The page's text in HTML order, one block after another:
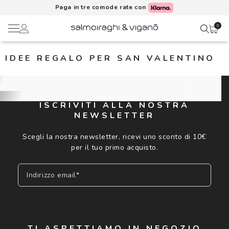
Paga in tre comode rate con
0
Brand
Ciao,
Il mio profilo
Metodi di pagamento
I miei ordini
IDEE REGALO PER SAN VALENTINO
ISCRIVITI ALLA NOSTRA
NEWSLETTER
Scegli la nostra newsletter, ricevi uno sconto di 10€
per il tuo primo acquisto.
Indirizzo email*